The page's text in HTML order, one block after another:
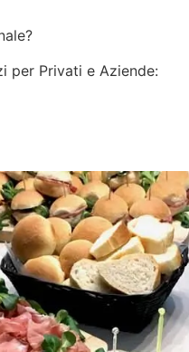
per Privati e Aziende: